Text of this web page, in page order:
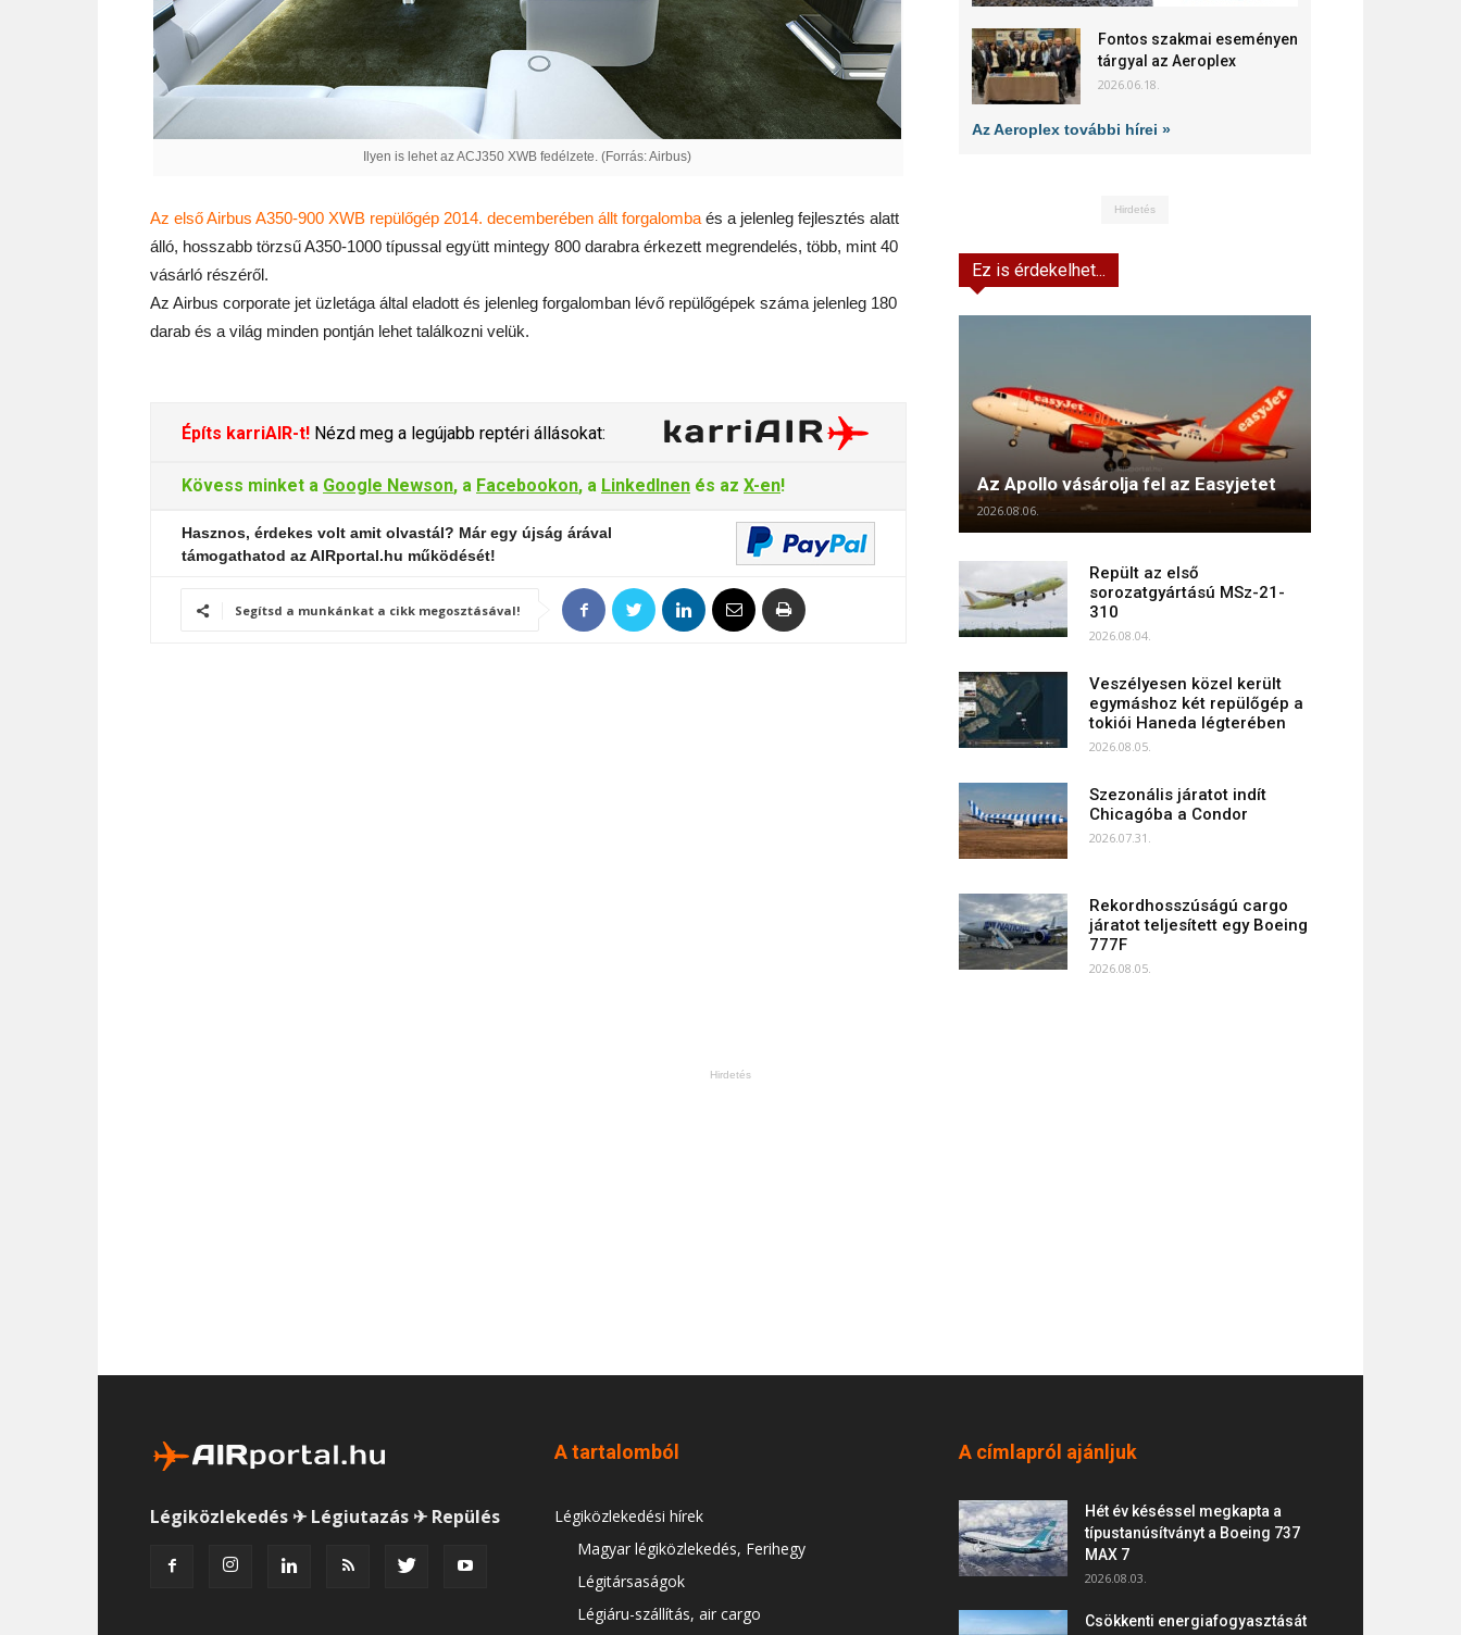
Ilyen is lehet az ACJ350 XWB fedélzete. (Forrás: Airbus)
Az első Airbus A350-900 XWB repülőgép 2014. decemberében állt forgalomba és a jelenleg fejlesztés alatt
álló, hosszabb törzsű A350-1000 típussal együtt mintegy 800 darabra érkezett megrendelés, több, mint 40
vásárló részéről.
Az Airbus corporate jet üzletága által eladott és jelenleg forgalomban lévő repülőgépek száma jelenleg 180
darab és a világ minden pontján lehet találkozni velük.
Építs karriAIR-t! Nézd meg a legújabb reptéri állásokat:
Kövess minket a Google Newson, a Facebookon, a LinkedInen és az X-en!
Hasznos, érdekes volt amit olvastál? Már egy újság árával
támogathatod az AIRportal.hu működését!
Segítsd a munkánkat a cikk megosztásával!
Fontos szakmai eseményen
tárgyal az Aeroplex
2026.06.18.
Az Aeroplex további hírei »
Hirdetés
Ez is érdekelhet...
Az Apollo vásárolja fel az Easyjetet
2026.08.06.
Repült az első
sorozatgyártású MSz-21-
310
2026.08.04.
Veszélyesen közel került
egymáshoz két repülőgép a
tokiói Haneda légterében
2026.08.05.
Szezonális járatot indít
Chicagóba a Condor
2026.07.31.
Rekordhosszúságú cargo
járatot teljesített egy Boeing
777F
2026.08.05.
Hirdetés
Légiközlekedés ✈ Légiutazás ✈ Repülés
A tartalomból
Légiközlekedési hírek
Magyar légiközlekedés, Ferihegy
Légitársaságok
Légiáru-szállítás, air cargo
A címlapról ajánljuk
Hét év késéssel megkapta a
típustanúsítványt a Boeing 737
MAX 7
2026.08.03.
Csökkenti energiafogyasztását